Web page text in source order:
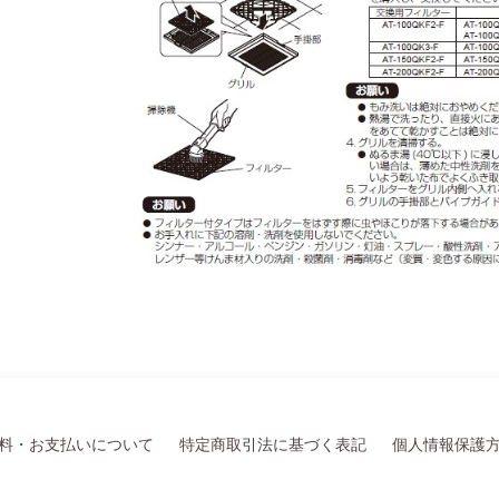
・お支払いについて 特定商取引法に基づく表記 個人情報保護